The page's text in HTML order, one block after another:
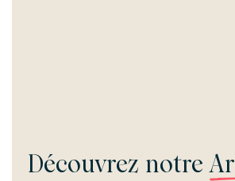
Découvrez notre